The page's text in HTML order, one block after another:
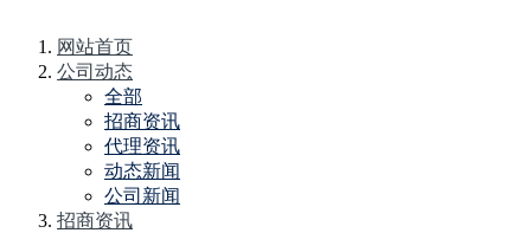
网站首页
公司动态
全部
招商资讯
代理资讯
动态新闻
公司新闻
招商资讯